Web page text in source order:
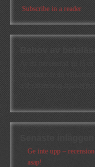
Subscribe in a reader
Behov av
betaläsare är du
Senaste inläggen
Ge inte upp –
asap!